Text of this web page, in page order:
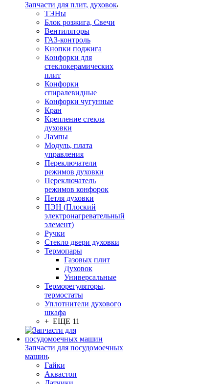
Запчасти для плит, духовок
ТЭНы
Блок розжига, Свечи
Вентиляторы
ГАЗ-контроль
Кнопки поджига
Конфорки для
стеклокерамических
плит
Конфорки
спиралевидные
Конфорки чугунные
Кран
Крепление стекла
духовки
Лампы
Модуль, плата
управления
Переключатели
режимов духовки
Переключатель
режимов конфорок
Петля духовки
ПЭН (Плоский
электронагревательный
элемент)
Ручки
Стекло двери духовки
Термопары
Газовых плит
Духовок
Универсальные
Терморегуляторы,
термостаты
Уплотнители духового
шкафа
+ ЕЩЕ 11
Запчасти для посудомоечных
машин
Гайки
Аквастоп